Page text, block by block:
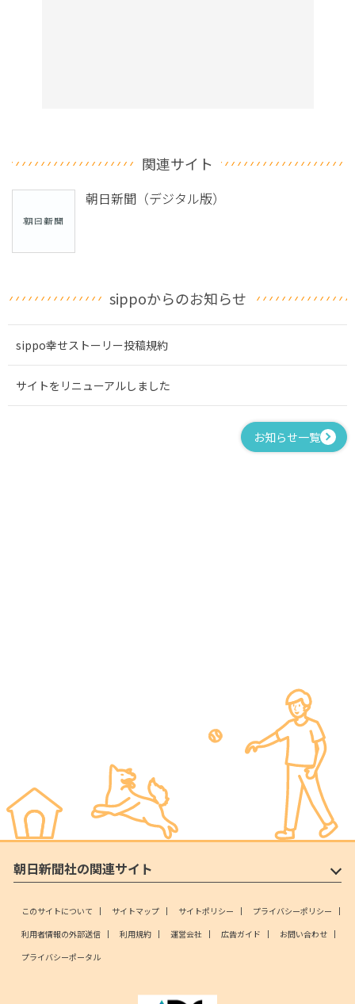
関連サイト
朝日新聞（デジタル版）
sippoからのお知らせ
sippo幸せストーリー投稿規約
サイトをリニューアルしました
お知らせ一覧
朝日新聞社の関連サイト
このサイトについて サイトマップ サイトポリシー
プライバシーポリシー
利用者情報の外部送信
利用規約 運営会社 広告ガイド
お問い合わせ
プライバシーポータル